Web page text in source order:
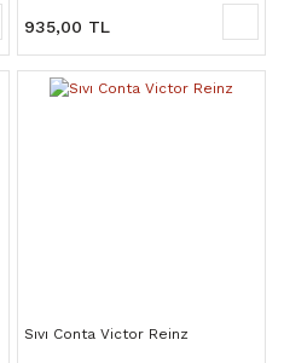
935,00 TL
Sıvı Conta Victor Reinz